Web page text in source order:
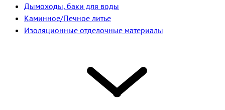
Дымоходы, баки для воды
Каминное/Печное литье
Изоляционные отделочные материалы